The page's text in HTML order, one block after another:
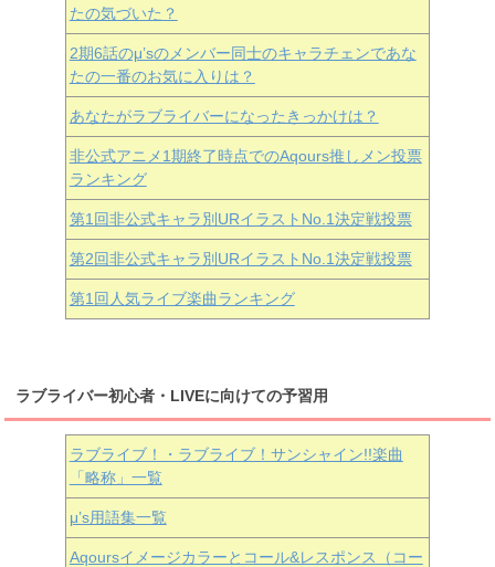
たの気づいた？
2期6話のμ’sのメンバー同士のキャラチェンであな
たの一番のお気に入りは？
あなたがラブライバーになったきっかけは？
非公式アニメ1期終了時点でのAqours推しメン投票
ランキング
第1回非公式キャラ別URイラストNo.1決定戦投票
第2回非公式キャラ別URイラストNo.1決定戦投票
第1回人気ライブ楽曲ランキング
ラブライバー初心者・LIVEに向けての予習用
ラブライブ！・ラブライブ！サンシャイン!!楽曲
「略称」一覧
μ’s用語集一覧
Aqoursイメージカラーとコール&レスポンス（コー